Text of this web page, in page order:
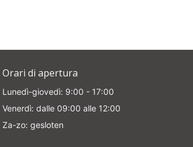
Orari di apertura
Lunedì-giovedì: 9:00 - 17:00
Venerdì: dalle 09:00 alle 12:00
Za-zo: gesloten